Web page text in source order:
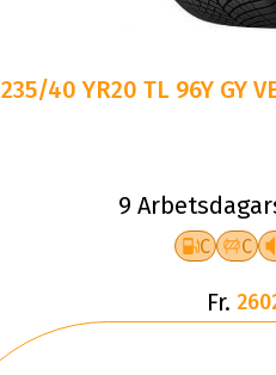
235/40 YR20 TL 96Y GY
9
C C
Fr.